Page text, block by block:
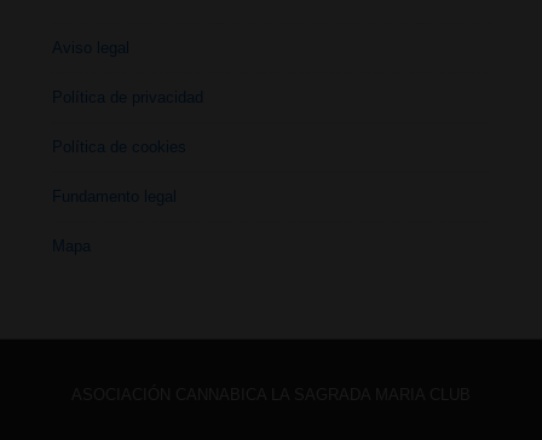
Aviso legal
Política de privacidad
Política de cookies
Fundamento legal
Mapa